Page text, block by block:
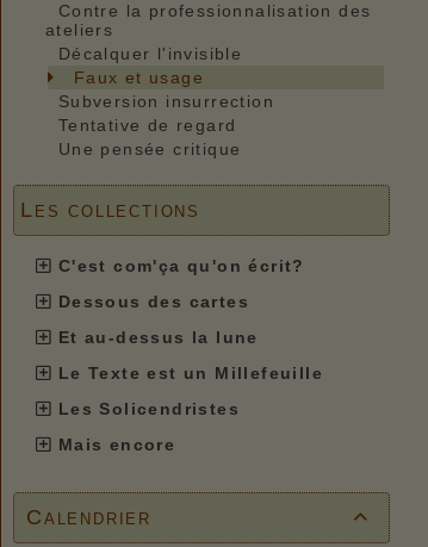
Contre la professionnalisation des
ateliers
Décalquer l'invisible
Faux et usage
Subversion insurrection
Tentative de regard
Une pensée critique
Les collections
C'est com'ça qu'on écrit?
Dessous des cartes
Et au-dessus la lune
Le Texte est un Millefeuille
Les Solicendristes
Mais encore

Calendrier